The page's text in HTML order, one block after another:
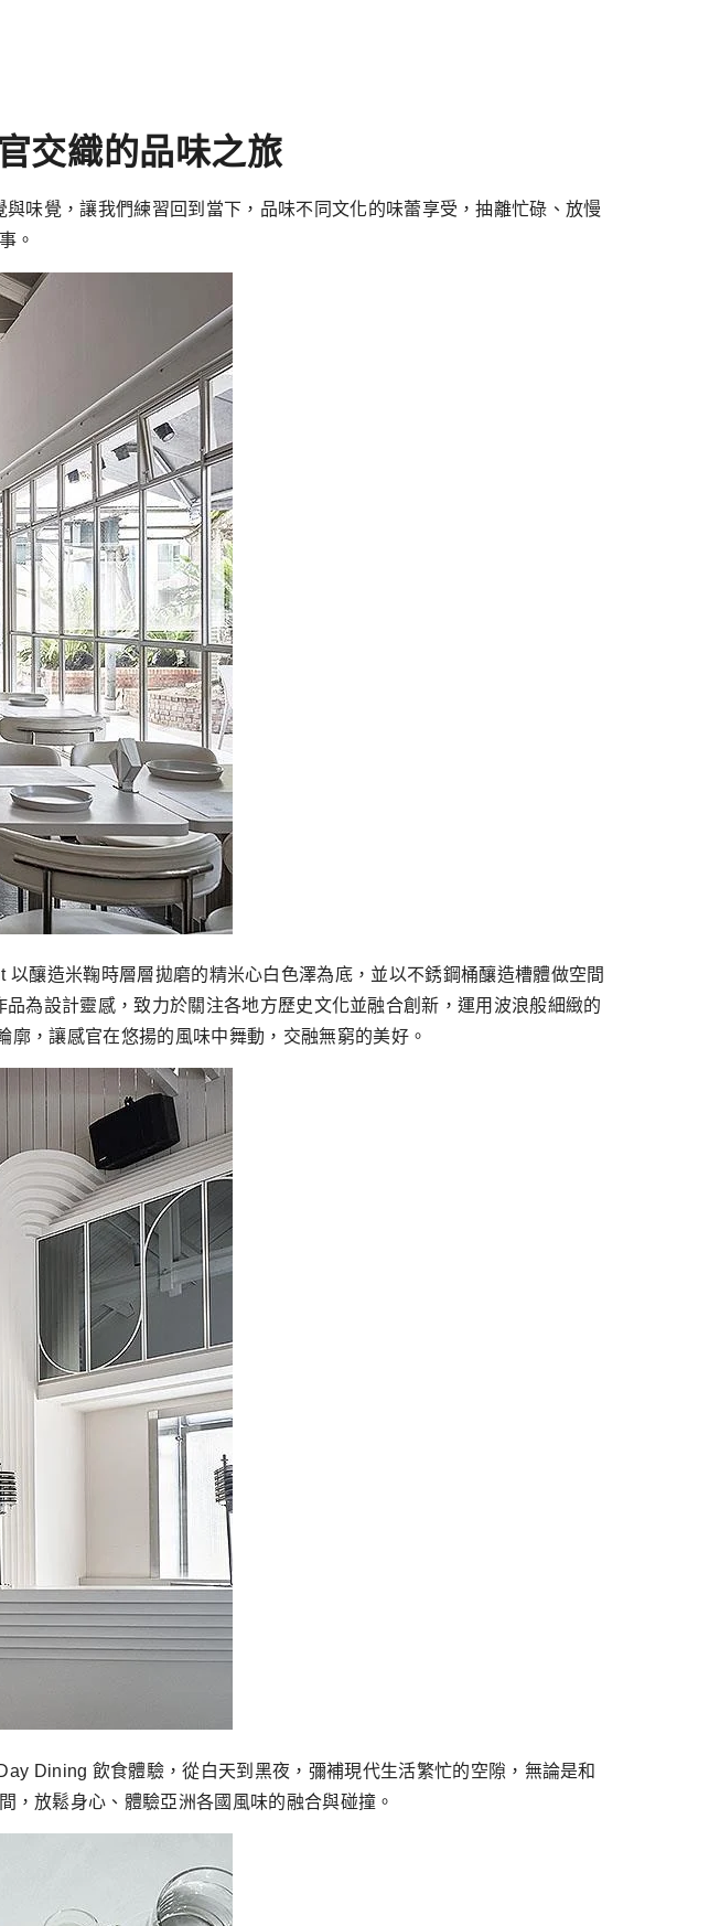
交織的品味之旅
味覺，讓我們練習回到當下，品味不同文化的味蕾享受，抽離忙碌、放慢
。
釀造米鞠時層層拋磨的精米心白色澤為底，並以不銹鋼桶釀造槽體做空間
為設計靈感，致力於關注各地方歷史文化並融合創新，運用波浪般細緻的
，讓感官在悠揚的風味中舞動，交融無窮的美好。
Dining 飲食體驗，從白天到黑夜，彌補現代生活繁忙的空隙，無論是和
，放鬆身心、體驗亞洲各國風味的融合與碰撞。